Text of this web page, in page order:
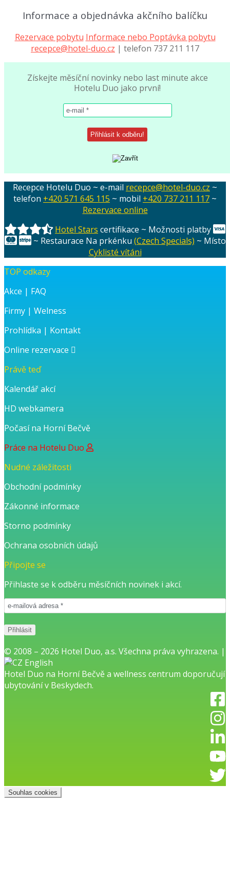
Informace a objednávka akčního balíčku
Rezervace pobytu Informace nebo Poptávka pobytu
recepce@hotel-duo.cz | telefon 737 211 117
Získejte měsíční novinky nebo last minute akce
Hotelu Duo jako první!
Recepce Hotelu Duo ~ e-mail recepce@hotel-duo.cz ~
telefon +420 571 645 115 ~ mobil +420 737 211 117 ~
Rezervace online
Hotel Stars certifikace ~ Možnosti platby
~ Restaurace Na prkénku (Czech Specials) ~ Místo
Cyklisté vítáni
TOP odkazy
Akce | FAQ
Firmy | Welness
Prohlídka | Kontakt
Online rezervace
Právě teď
Kalendář akcí
HD webkamera
Počasí na Horní Bečvě
Práce na Hotelu Duo
Nudné záležitosti
Obchodní podmínky
Zákonné informace
Storno podmínky
Ochrana osobních údajů
Připojte se
Přihlaste se k odběru měsíčních novinek i akcí.
© 2008 – 2026 Hotel Duo, a.s. Všechna práva vyhrazena. |
English
Hotel Duo na Horní Bečvěa wellness centrum doporučují
ubytování v Beskydech.
Souhlas cookies